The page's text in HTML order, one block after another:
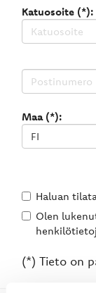
Katuosoite (*):
Maa (*):
Haluan
Olen
(*) Tieto on